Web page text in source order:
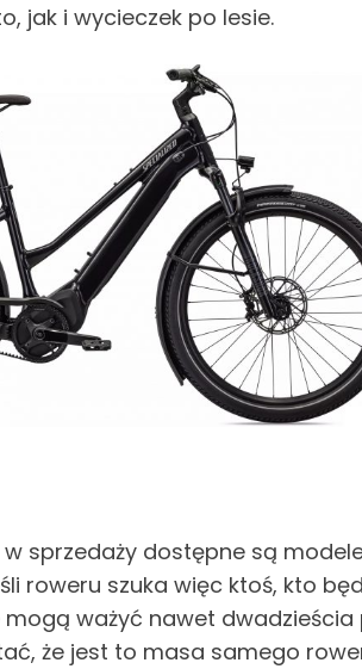
jak i wycieczek po lesie.
sprzedaży dostępne są
roweru szuka więc ktoś, kto
ważyć nawet
że jest to masa samego